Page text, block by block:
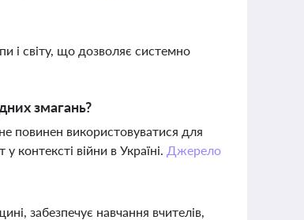
і світу, що дозволяє системно
змагань?
повинен використовуватися для
контексті війни в Україні. Джерело
забезпечує навчання вчителів,